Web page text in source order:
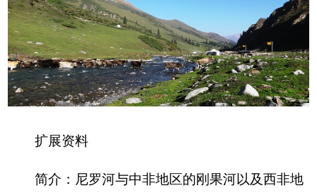
扩展资料
简介：尼罗河与中非地区的刚果河以及西非地